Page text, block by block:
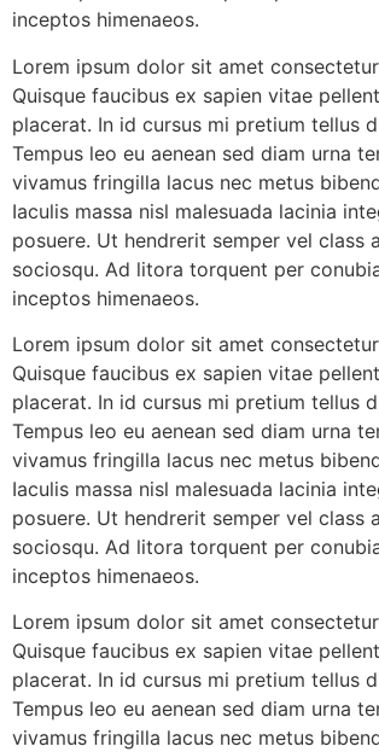
inceptos himenaeos.
Lorem ipsum dolor sit amet
Quisque faucibus ex sapien vitae
placerat. In id cursus mi pretium tellus
Tempus leo eu aenean sed diam urna
vivamus fringilla lacus nec metus
Iaculis massa nisl malesuada lacinia
posuere. Ut hendrerit semper vel class
sociosqu. Ad litora torquent per
inceptos himenaeos.
Lorem ipsum dolor sit amet
Quisque faucibus ex sapien vitae
placerat. In id cursus mi pretium tellus
Tempus leo eu aenean sed diam urna
vivamus fringilla lacus nec metus
Iaculis massa nisl malesuada lacinia
posuere. Ut hendrerit semper vel class
sociosqu. Ad litora torquent per
inceptos himenaeos.
Lorem ipsum dolor sit amet
Quisque faucibus ex sapien vitae
placerat. In id cursus mi pretium tellus
Tempus leo eu aenean sed diam urna
vivamus fringilla lacus nec metus